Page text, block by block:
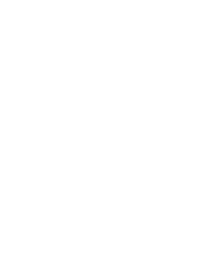
na bazi algi. Sadrži nekoliko vitamina i 100% je prirodan.
ubrzavaju razvoj uravnoteženog korijenskog sustava.
a
jednostavno kao sredstvo za povećanje vrijednosti